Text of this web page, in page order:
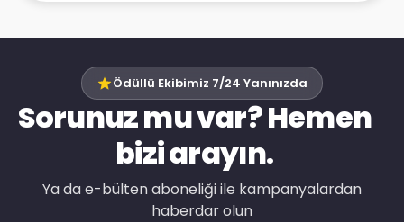
Ödüllü Ekibimiz 7/24 Yanınızda
Sorunuz mu var? Hemen
bizi arayın.
Ya da e-bülten aboneliği ile kampanyalardan
haberdar olun